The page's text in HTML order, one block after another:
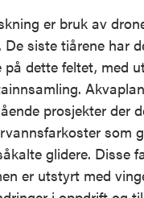
er bruk av
siste tiårene har
på dette feltet, med
prosjekter der
som
glidere. Disse
er utstyrt med